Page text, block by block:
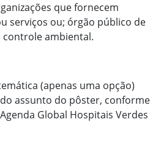
que fornecem
serviços ou; órgão público de
controle ambiental.
(apenas uma opção)
assunto do pôster, conforme
Global Hospitais Verdes